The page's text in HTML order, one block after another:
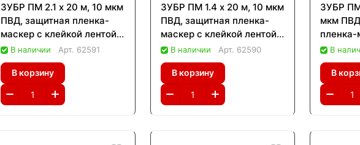
ЗУБР ПМ 2.1 х 20 м, 10 мкм
ПВД, защитная пленка-
маскер с клейкой лентой
(12250-210-20)
В наличии Арт. 62591
В корзину
ЗУБР ПМ 1.4 х 20 м, 10 мкм
ПВД, защитная пленка-
маскер с клейкой лентой
(12250-140-20)
В наличии Арт. 62590
В корзину
ЗУБР
мкм
пленка-
лентой
В
В